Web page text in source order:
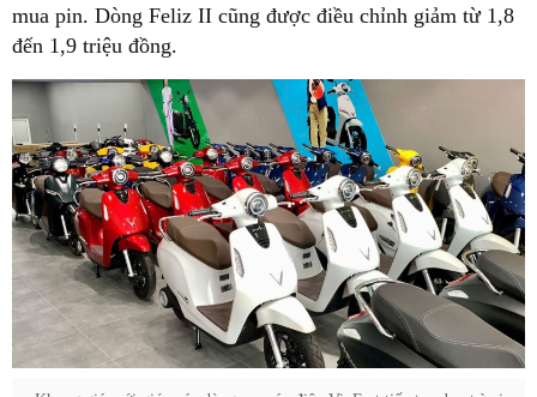
mua pin. Dòng Feliz II cũng được điều chỉnh giảm từ 1,8
đến 1,9 triệu đồng.